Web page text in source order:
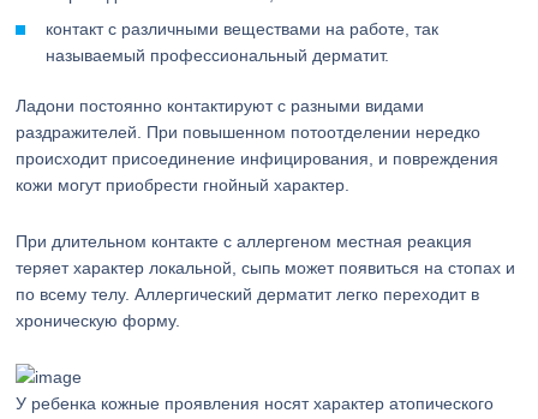
контакт с различными веществами на работе, так
называемый профессиональный дерматит.
Ладони постоянно контактируют с разными видами
раздражителей. При повышенном потоотделении нередко
происходит присоединение инфицирования, и повреждения
кожи могут приобрести гнойный характер.
При длительном контакте с аллергеном местная реакция
теряет характер локальной, сыпь может появиться на стопах и
по всему телу. Аллергический дерматит легко переходит в
хроническую форму.
У ребенка кожные проявления носят характер атопического